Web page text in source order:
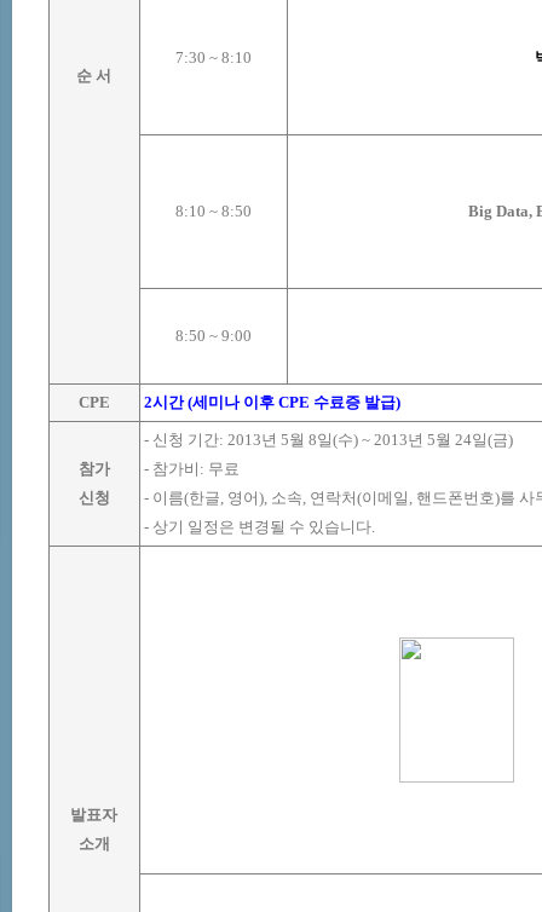
순 서
7:30 ~ 8:10
8:10 ~ 8:50 Big Data,
8:50 ~ 9:00
CPE 2시간(세미나 이후 CPE 수료증 발급)
참가
신청
- 신청 기간: 2013년 5월 8일(수) ~ 2013년 5월 24일(금)
- 참가비 : 무료
- 이름(한글, 영어), 소속, 연락처(이메일 , 핸드폰번호)를 사
- 상기 일정은 변경될 수 있습니다.
발표자
소개